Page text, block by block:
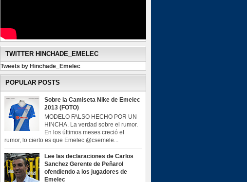
TWITTER HINCHADE_EMELEC
Tweets by Hinchade_Emelec
POPULAR POSTS
Sobre la Camiseta Nike de Emelec
2013 (FOTO)
MODELO FALSO HECHO POR UN
HINCHA. La verdad sobre el rumor.
En los últimos meses creció el
rumor, lo cierto es que Emelec @csemele...
Lee las declaraciones de Carlos
Sanchez Gerente de Peñarol
ofendiendo a los jugadores de
Emelec